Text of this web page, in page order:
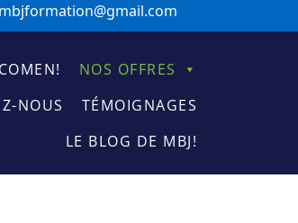
mbjformation@gmail.com
NOS OFFRES
NOUS
TÉMOIGNAGES
LE BLOG DE MBJ!